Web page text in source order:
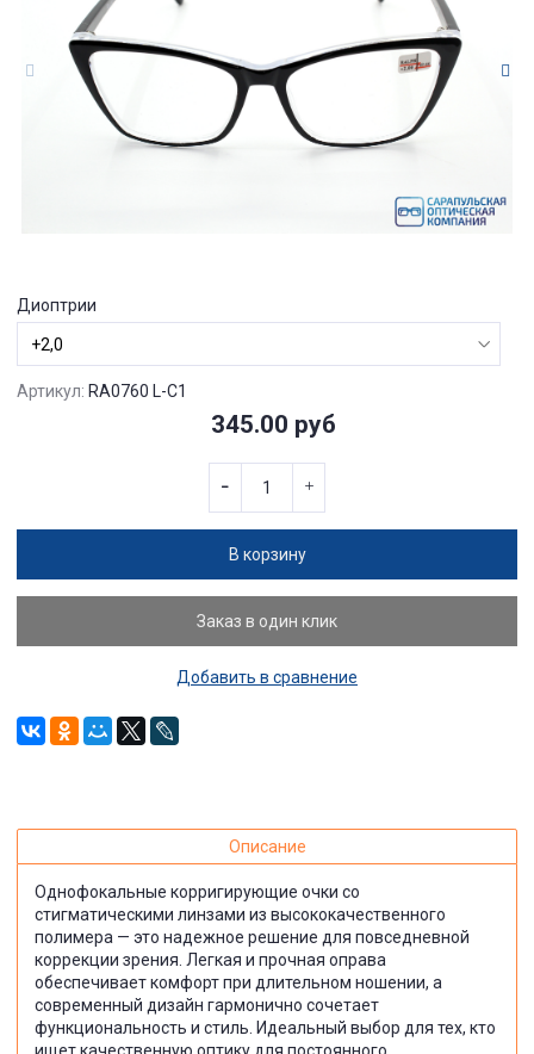
Диоптрии
Артикул: RA0760 L-C1
345.00 руб
В корзину
Заказ в один клик
Добавить в сравнение
Описание
Однофокальные корригирующие очки со
стигматическими линзами из высококачественного
полимера — это надежное решение для повседневной
коррекции зрения. Легкая и прочная оправа
обеспечивает комфорт при длительном ношении, а
современный дизайн гармонично сочетает
функциональность и стиль. Идеальный выбор для тех, кто